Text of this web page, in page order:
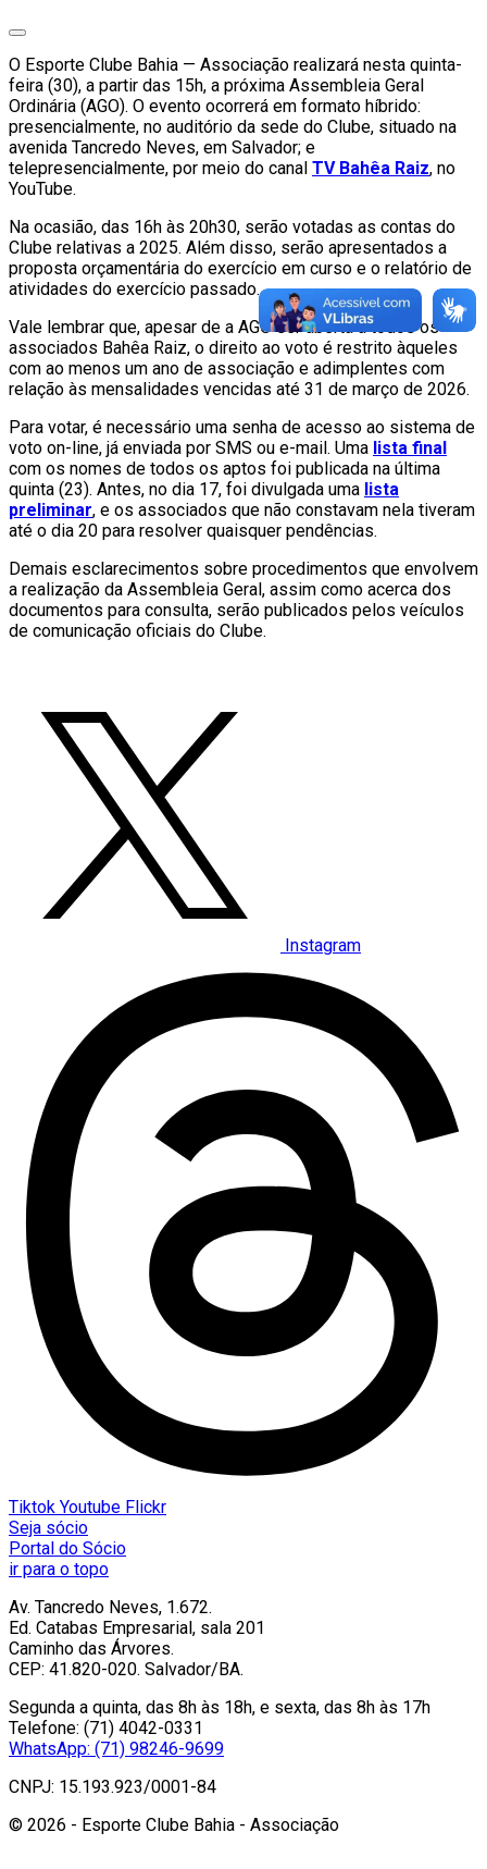
O Esporte Clube Bahia — Associação realizará nesta quinta-
feira (30), a partir das 15h, a próxima Assembleia Geral
Ordinária (AGO). O evento ocorrerá em formato híbrido:
presencialmente, no auditório da sede do Clube, situado na
avenida Tancredo Neves, em Salvador; e
telepresencialmente, por meio do canal TV Bahêa Raiz, no
YouTube.
Na ocasião, das 16h às 20h30, serão votadas as contas do
Clube relativas a 2025. Além disso, serão apresentados a
proposta orçamentária do exercício em curso e o relatório de
atividades do exercício passado.
Vale lembrar que, apesar de a AGO ser aberta a todos os
associados Bahêa Raiz, o direito ao voto é restrito àqueles
com ao menos um ano de associação e adimplentes com
relação às mensalidades vencidas até 31 de março de 2026.
Para votar, é necessário uma senha de acesso ao sistema de
voto on-line, já enviada por SMS ou e-mail. Uma lista final
com os nomes de todos os aptos foi publicada na última
quinta (23). Antes, no dia 17, foi divulgada uma lista
preliminar, e os associados que não constavam nela tiveram
até o dia 20 para resolver quaisquer pendências.
Demais esclarecimentos sobre procedimentos que envolvem
a realização da Assembleia Geral, assim como acerca dos
documentos para consulta, serão publicados pelos veículos
de comunicação oficiais do Clube.
Instagram
Tiktok Youtube Flickr
Seja sócio
Portal do Sócio
ir para o topo
Av. Tancredo Neves, 1.672.
Ed. Catabas Empresarial, sala 201
Caminho das Árvores.
CEP: 41.820-020. Salvador/BA.
Segunda a quinta, das 8h às 18h, e sexta, das 8h às 17h
Telefone: (71) 4042-0331
WhatsApp: (71) 98246-9699
CNPJ: 15.193.923/0001-84
© 2026 - Esporte Clube Bahia - Associação